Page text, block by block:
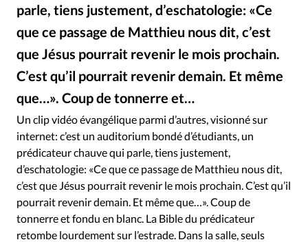
Édition: Internationale
Devise:
CHF
RUBRIQUES
Tous les articles
Actualité chrétienne
Actualité internationale
Chronique
Dossier
Eglises Foi Génération réveil
Monde
Opinions
Publireportage
Relations Aujourd'hui
Société
Tour du monde des Eglises
Trait d'Ixène
Vécu
Vie Intérieure
parle, tiens justement, d’eschatologie: «Ce
que ce passage de Matthieu nous dit, c’est
que Jésus pourrait revenir le mois prochain.
C’est qu’il pourrait revenir demain. Et même
que…». Coup de tonnerre et…
Un clip vidéo évangélique parmi d’autres, visionné sur
internet: c’est un auditorium bondé d’étudiants, un
prédicateur chauve qui parle, tiens justement,
d’eschatologie: «Ce que ce passage de Matthieu nous dit,
c’est que Jésus pourrait revenir le mois prochain. C’est qu’il
pourrait revenir demain. Et même que…». Coup de
tonnerre et fondu en blanc. La Bible du prédicateur
retombe lourdement sur l’estrade. Dans la salle, seuls